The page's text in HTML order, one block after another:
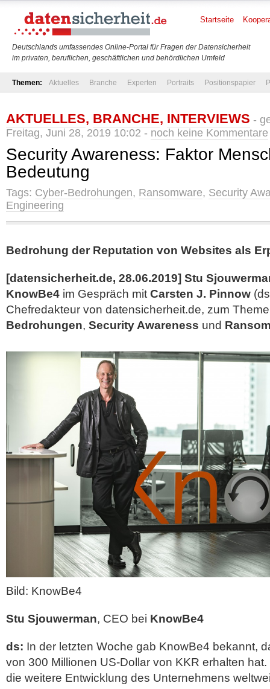
Deutschlands umfassendes Online-Portal für Fragen der Datensicherheit
im privaten, beruflichen, geschäftlichen und behördlichen Umfeld
Startseite
Themen: Aktuelles Branche Experten Portraits Positionspapier
AKTUELLES, BRANCHE, INTERVIEWS -
Freitag, Juni 28, 2019 10:02 - noch keine Kommentare
Security Awareness: Faktor
Bedeutung
Tags: Cyber-Bedrohungen, Ransomware, Security
Engineering
Bedrohung der Reputation von Websites als
[datensicherheit.de, 28.06.2019] Stu
KnowBe4 im Gespräch mit Carsten J. Pinnow
Chefredakteur von datensicherheit.de, zum
Bedrohungen, Security Awareness und
Bild: KnowBe4
Stu Sjouwerman, CEO bei KnowBe4
ds: In der letzten Woche gab KnowBe4 bekannt,
von 300 Millionen US-Dollar von KKR erhalten
die weitere Entwicklung des Unternehmens